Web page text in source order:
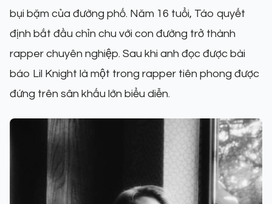
bụi bặm của đường phố. Năm 16 tuổi, Táo quyết
định bắt đầu chỉn chu với con đường trở thành
rapper chuyên nghiệp. Sau khi anh đọc được bài
báo Lil Knight là một trong rapper tiên phong được
đứng trên sân khấu lớn biểu diễn.